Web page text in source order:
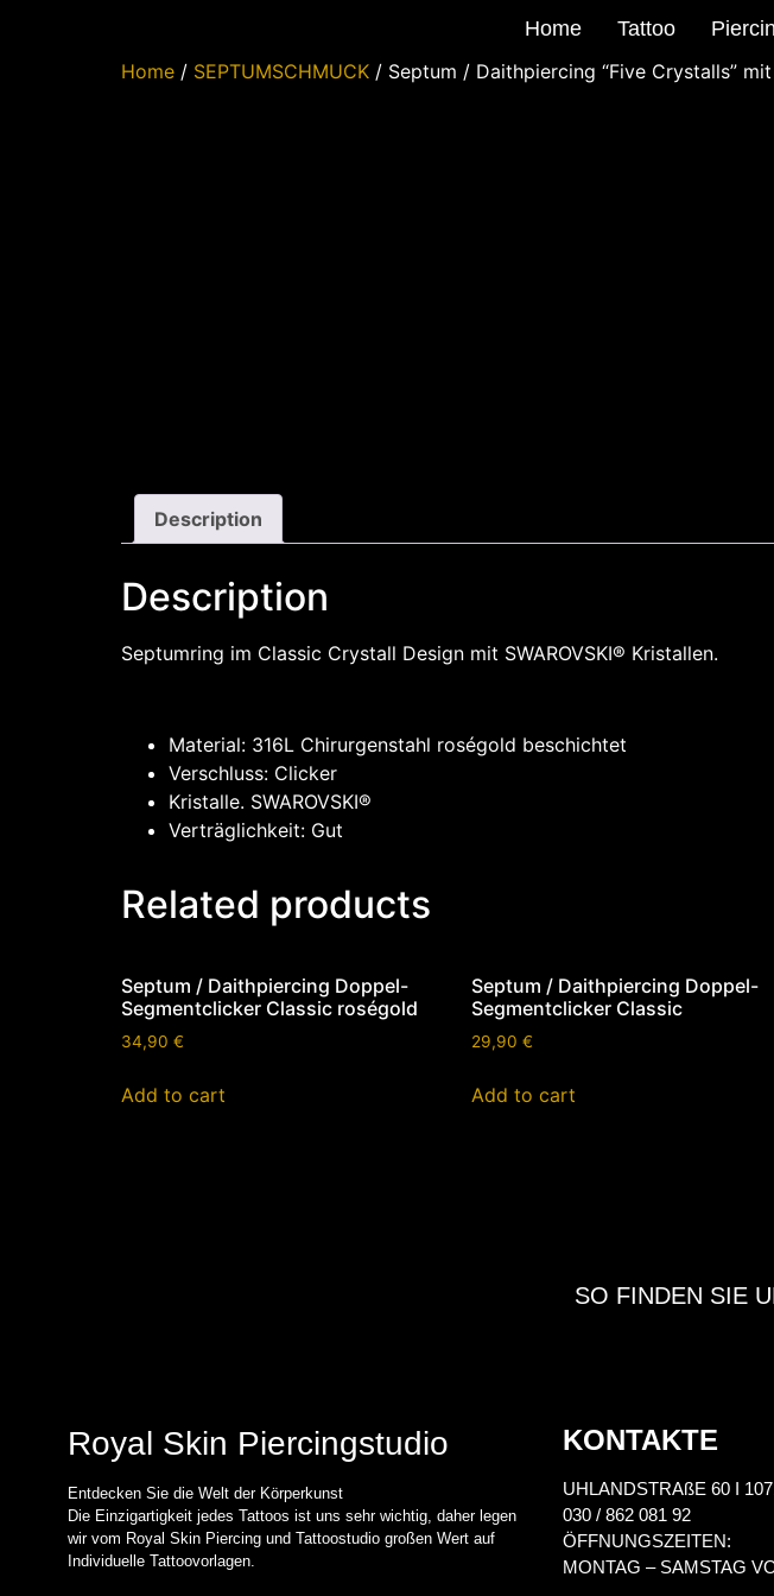
Home Tattoo
Home / SEPTUMSCHMUCK / Septum / Daithpiercing “Five Crystalls” mit
Description
Description
Septumring im Classic Crystall Design mit SWAROVSKI® Kristallen.
Material: 316L Chirurgenstahl roségold beschichtet
Verschluss: Clicker
Kristalle. SWAROVSKI®
Verträglichkeit: Gut
Related products
Septum / Daithpiercing Doppel-
Segmentclicker Classic roségold
34,90 €
Add to cart
Septum / Daithpiercing Doppel-
Segmentclicker Classic
29,90 €
Add to cart
SO FINDEN SIE
Royal Skin Piercingstudio
Entdecken Sie die Welt der Körperkunst
Die Einzigartigkeit jedes Tattoos ist uns sehr wichtig, daher legen
wir vom Royal Skin Piercing und Tattoostudio großen Wert auf
Individuelle Tattoovorlagen.
KONTAKTE
UHLANDSTRAßE 60 I
030 / 862 081 92
ÖFFNUNGSZEITEN:
MONTAG – SAMSTAG